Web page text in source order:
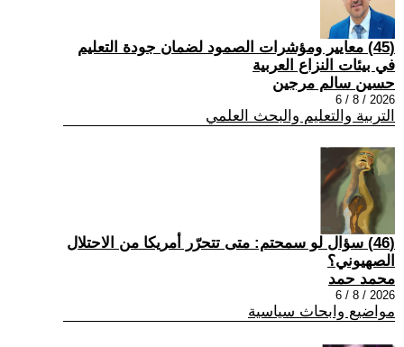
(45) معايير ومؤشرات الصمود لضمان جودة التعليم
في بيئات النزاع العربية
حسين سالم مرجين
2026 / 8 / 6
التربية والتعليم والبحث العلمي
(46) سؤال لو سمحتم: متى تتحرّر أمريكا من الاحتلال
الصهيوني؟
محمد حمد
2026 / 8 / 6
مواضيع وابحاث سياسية